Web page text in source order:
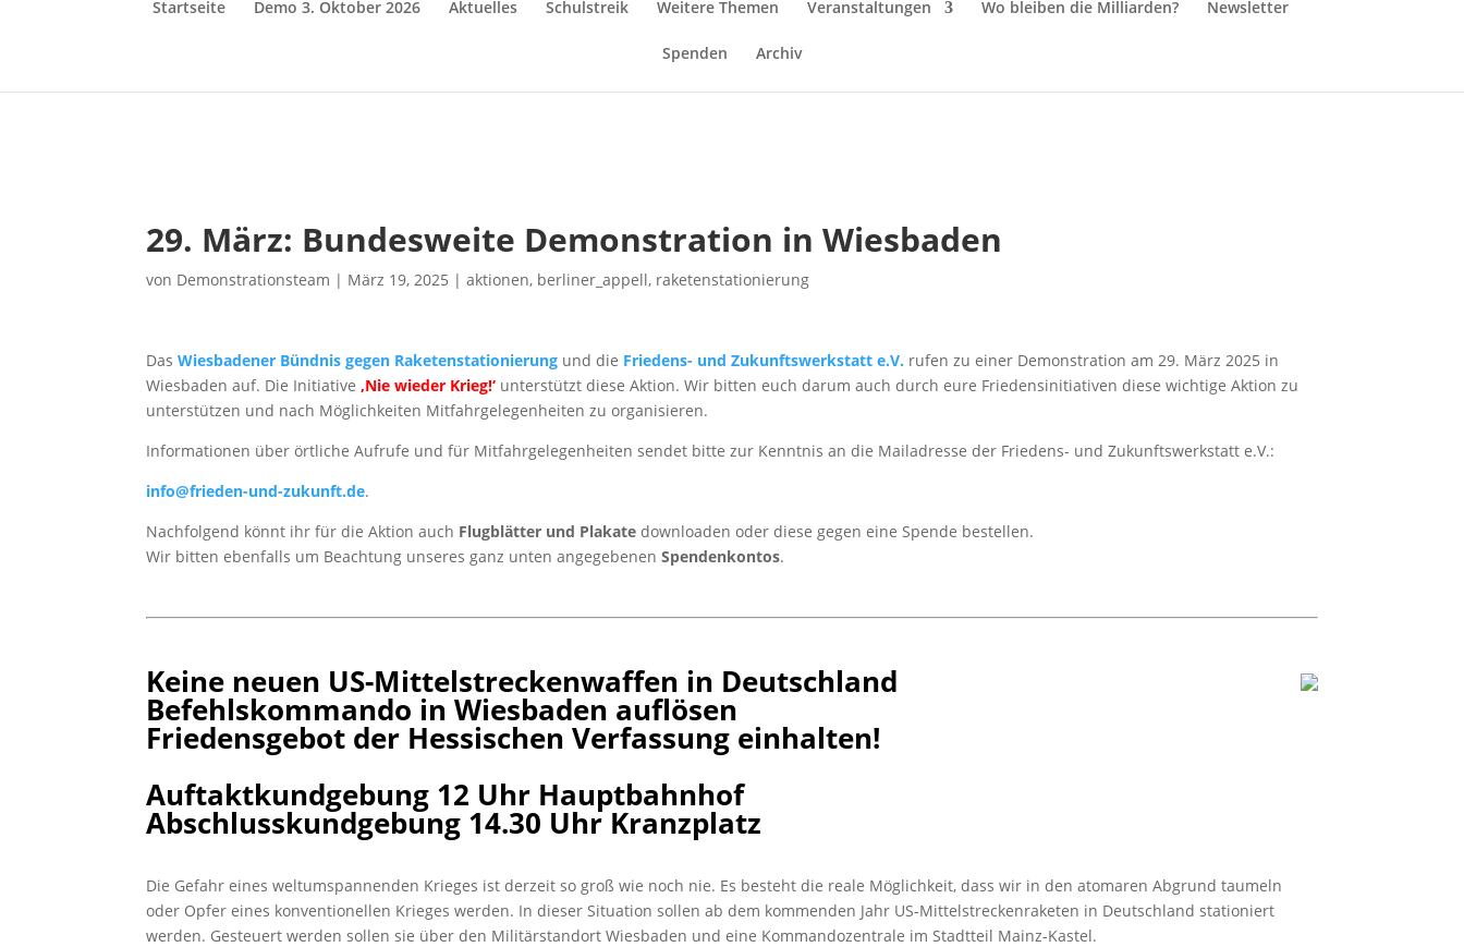
Startseite Demo 3. Oktober 2026 Aktuelles Schulstreik Weitere Themen Veranstaltungen Wo bleiben die Milliarden? Newsletter
Spenden Archiv
29. März: Bundesweite Demonstration in Wiesbaden
von Demonstrationsteam | März 19, 2025 |aktionen, berliner_appell, raketenstationierung
DasWiesbadener Bündnis gegen Raketenstationierung und die Friedens- und Zukunftswerkstatt e.V. rufen zu einer Demonstration am 29. März 2025 in
Wiesbaden auf. Die Initiative‚Nie wieder Krieg!‘ unterstützt diese Aktion. Wir bitten euch darum auch durch eure Friedensinitiativen diese wichtige Aktion zu
unterstützen und nach Möglichkeiten Mitfahrgelegenheiten zu organisieren.
Informationen über örtliche Aufrufe und für Mitfahrgelegenheiten sendet bitte zur Kenntnis an die Mailadresse der Friedens- und Zukunftswerkstatt e.V.:
info@frieden-und-zukunft.de.
Nachfolgend könnt ihr für die Aktion auch Flugblätter und Plakate downloaden oder diese gegen eine Spende bestellen.
Wir bitten ebenfalls um Beachtung unseres ganz unten angegebenenSpendenkontos.
Keine neuen US-Mittelstreckenwaffen in Deutschland
Befehlskommando in Wiesbaden auflösen
Friedensgebot der Hessischen Verfassung einhalten!
Auftaktkundgebung 12 Uhr Hauptbahnhof
Abschlusskundgebung 14.30 Uhr Kranzplatz
Die Gefahr eines weltumspannenden Krieges ist derzeit so groß wie noch nie. Es besteht die reale Möglichkeit, dass wir in den atomaren Abgrund taumeln
oder Opfer eines konventionellen Krieges werden. In dieser Situation sollen ab dem kommenden Jahr US-Mittelstreckenraketen in Deutschland stationiert
werden. Gesteuert werden sollen sie über den Militärstandort Wiesbaden und eine Kommandozentrale im Stadtteil Mainz-Kastel.